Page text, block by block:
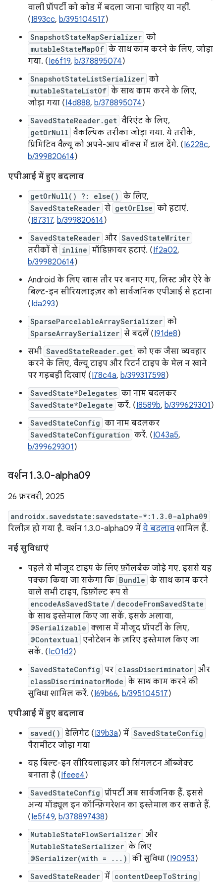
वाली प्रॉपर्टी को कोड में बदला जाना चाहिए या नहीं.
(I893cc, b/395104517)
SnapshotStateMapSerializer को
mutableStateMapOf के साथ काम करने के लिए, जोड़ा
गया. (Ie6f19, b/378895074)
SnapshotStateListSerializer को
mutableStateListOf के साथ काम करने के लिए,
जोड़ा गया (I4d888, b/378895074)
SavedStateReader.get वैरिएंट के लिए,
getOrNull वैकल्पिक तरीका जोड़ा गया. ये तरीके,
प्रिमिटिव वैल्यू को अपने-आप बॉक्स में डाल देंगे. (I6228c,
b/399820614)
एपीआई में हुए बदलाव
getOrNull() ?: else() के लिए,
SavedStateReader से getOrElse को हटाएं.
(I87317, b/399820614)
SavedStateReader और SavedStateWriter
तरीकों से inline मॉडिफ़ायर हटाएं. (If2a02,
b/399820614)
Android के लिए खास तौर पर बनाए गए, लिस्ट और ऐरे के
बिल्ट-इन सीरियलाइज़र को सार्वजनिक एपीआई से हटाना
(Ida293)
SparseParcelableArraySerializer को
SparseArraySerializer से बदलें (I91de8)
सभी SavedStateReader.get को एक जैसा व्यवहार
करने के लिए, वैल्यू टाइप और रिटर्न टाइप के मेल न खाने
पर गड़बड़ी दिखाएं (I78c4a, b/399317598)
SavedState*Delegates का नाम बदलकर
SavedState*Delegate करें. (I8589b, b/399629301 )
SavedStateConfig का नाम बदलकर
SavedStateConfiguration करें. (I043a5,
b/399629301 )
वर्शन 1.3.0-alpha09
26 फ़रवरी, 2025
androidx.savedstate:savedstate-*:1.3.0-alpha09
रिलीज़ हो गया है. वर्शन 1.3.0-alpha09 में ये बदलाव शामिल हैं.
नई सुविधाएं
पहले से मौजूद टाइप के लिए फ़ॉलबैक जोड़े गए. इससे यह
पक्का किया जा सकेगा कि Bundle के साथ काम करने
वाले सभी टाइप, डिफ़ॉल्ट रूप से
encodeAsSavedState / decodeFromSavedState
के साथ इस्तेमाल किए जा सकें. इसके अलावा,
@Serializable क्लास में मौजूद प्रॉपर्टी के लिए,
@Contextual एनोटेशन के ज़रिए इस्तेमाल किए जा
सकें. (Ic01d2)
SavedStateConfig पर classDiscriminator और
classDiscriminatorMode के साथ काम करने की
सुविधा शामिल करें. (I69b66, b/395104517)
एपीआई में हुए बदलाव
saved() डेलिगेट (I39b3a) में SavedStateConfig
पैरामीटर जोड़ा गया
यह बिल्ट-इन सीरियलाइज़र को सिंगलटन ऑब्जेक्ट
बनाता है (Ifeee4)
SavedStateConfig प्रॉपर्टी अब सार्वजनिक हैं. इससे
अन्य मॉड्यूल इन कॉन्फ़िगरेशन का इस्तेमाल कर सकते हैं.
(Ie5f49, b/378897438)
MutableStateFlowSerializer और
MutableStateSerializer के लिए
@Serializer(with = ...) की सुविधा (I90953)
SavedStateReader में contentDeepToString